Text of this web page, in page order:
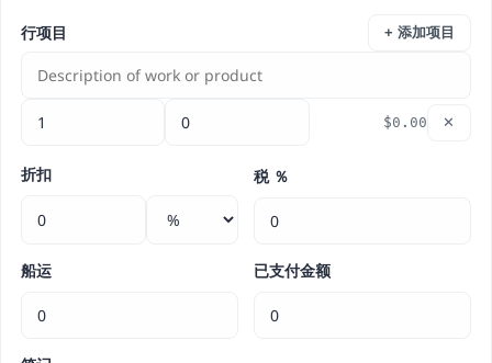
行项目 + 添加项目
$0.00 ✕
折扣 税 ％
船运 已支付金额